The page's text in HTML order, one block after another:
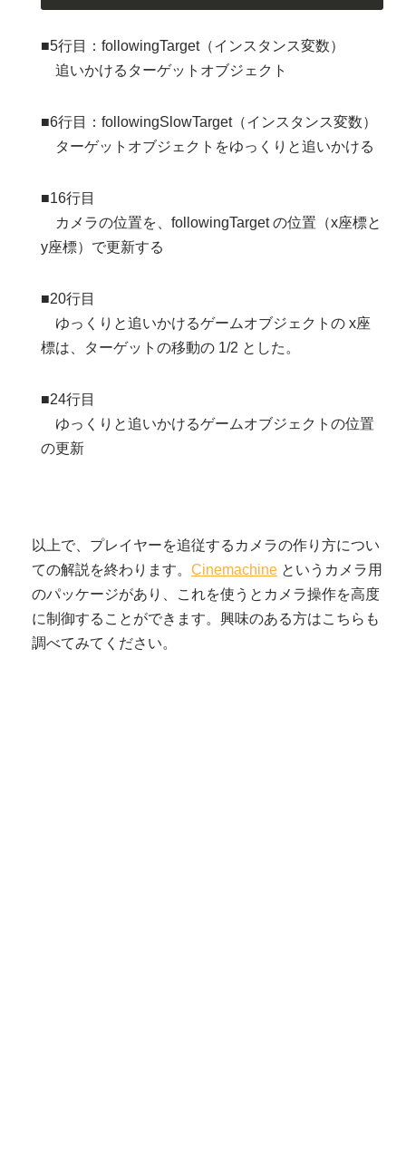
■5行目：followingTarget（インスタンス変数）
追いかけるターゲットオブジェクト
■6行目：followingSlowTarget（インスタンス変数）
ターゲットオブジェクトをゆっくりと追いかける
■16行目
カメラの位置を、followingTarget の位置（x座標と
y座標）で更新する
■20行目
ゆっくりと追いかけるゲームオブジェクトの x座
標は、ターゲットの移動の 1/2 とした。
■24行目
ゆっくりと追いかけるゲームオブジェクトの位置
の更新
以上で、プレイヤーを追従するカメラの作り方につい
ての解説を終わります。 Cinemachine というカメラ用
のパッケージがあり、これを使うとカメラ操作を高度
に制御することができます。興味のある方はこちらも
調べてみてください。